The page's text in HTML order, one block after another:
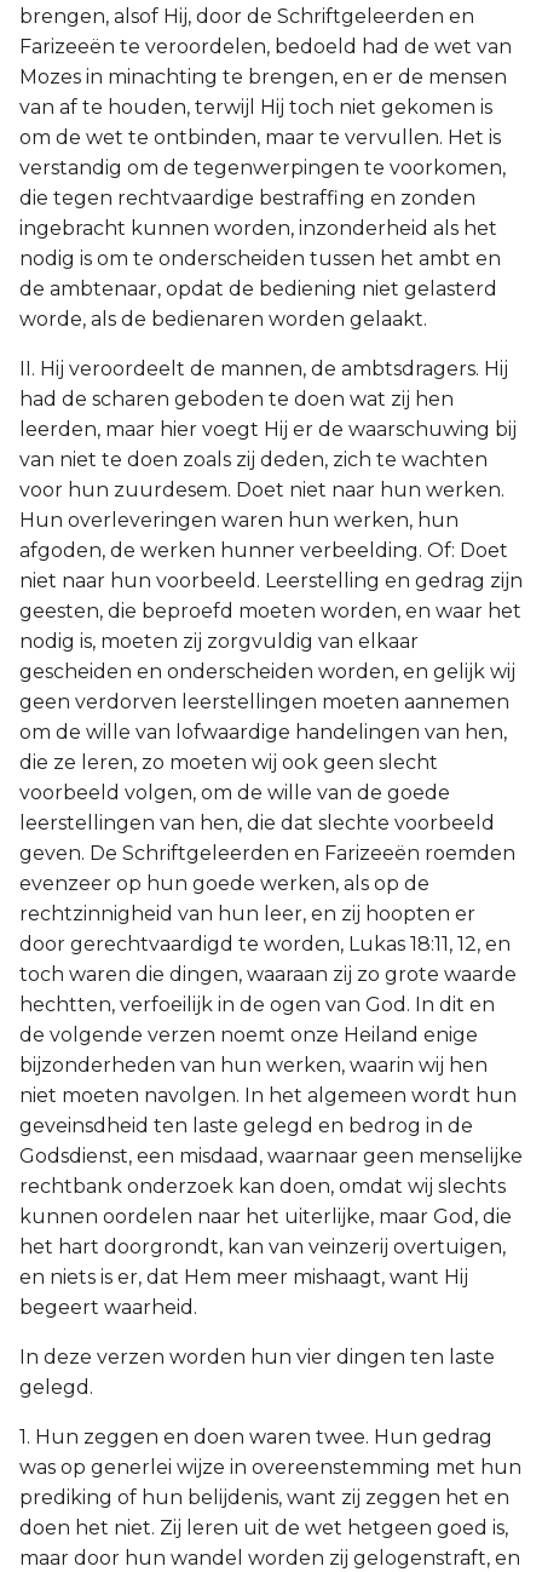
brengen, alsof Hij, door de Schriftgeleerden en
Farizeeën te veroordelen, bedoeld had de wet van
Mozes in minachting te brengen, en er de mensen
van af te houden, terwijl Hij toch niet gekomen is
om de wet te ontbinden, maar te vervullen. Het is
verstandig om de tegenwerpingen te voorkomen,
die tegen rechtvaardige bestraffing en zonden
ingebracht kunnen worden, inzonderheid als het
nodig is om te onderscheiden tussen het ambt en
de ambtenaar, opdat de bediening niet gelasterd
worde, als de bedienaren worden gelaakt.
II. Hij veroordeelt de mannen, de ambtsdragers. Hij
had de scharen geboden te doen wat zij hen
leerden, maar hier voegt Hij er de waarschuwing bij
van niet te doen zoals zij deden, zich te wachten
voor hun zuurdesem. Doet niet naar hun werken.
Hun overleveringen waren hun werken, hun
afgoden, de werken hunner verbeelding. Of: Doet
niet naar hun voorbeeld. Leerstelling en gedrag zijn
geesten, die beproefd moeten worden, en waar het
nodig is, moeten zij zorgvuldig van elkaar
gescheiden en onderscheiden worden, en gelijk wij
geen verdorven leerstellingen moeten aannemen
om de wille van lofwaardige handelingen van hen,
die ze leren, zo moeten wij ook geen slecht
voorbeeld volgen, om de wille van de goede
leerstellingen van hen, die dat slechte voorbeeld
geven. De Schriftgeleerden en Farizeeën roemden
evenzeer op hun goede werken, als op de
rechtzinnigheid van hun leer, en zij hoopten er
door gerechtvaardigd te worden, Lukas 18:11, 12, en
toch waren die dingen, waaraan zij zo grote waarde
hechtten, verfoeilijk in de ogen van God. In dit en
de volgende verzen noemt onze Heiland enige
bijzonderheden van hun werken, waarin wij hen
niet moeten navolgen. In het algemeen wordt hun
geveinsdheid ten laste gelegd en bedrog in de
Godsdienst, een misdaad, waarnaar geen menselijke
rechtbank onderzoek kan doen, omdat wij slechts
kunnen oordelen naar het uiterlijke, maar God, die
het hart doorgrondt, kan van veinzerij overtuigen,
en niets is er, dat Hem meer mishaagt, want Hij
begeert waarheid.
In deze verzen worden hun vier dingen ten laste
gelegd.
1. Hun zeggen en doen waren twee. Hun gedrag
was op generlei wijze in overeenstemming met hun
prediking of hun belijdenis, want zij zeggen het en
doen het niet. Zij leren uit de wet hetgeen goed is,
maar door hun wandel worden zij gelogenstraft, en